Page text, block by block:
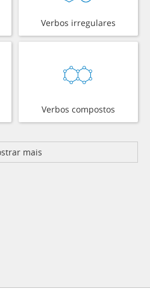
Verbos irregulares
Verbos compostos
mais